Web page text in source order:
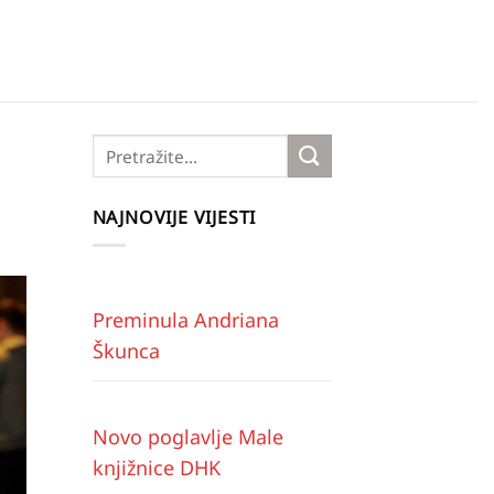
NAJNOVIJE VIJESTI
Preminula Andriana
Škunca
Novo poglavlje Male
knjižnice DHK